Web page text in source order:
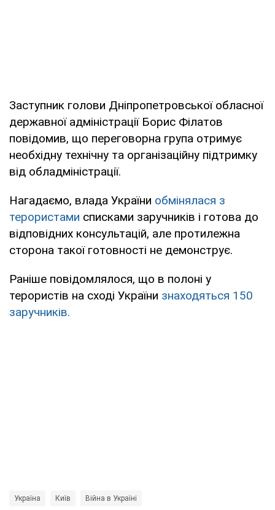
Заступник голови Дніпропетровської обласної
державної адміністрації Борис Філатов
повідомив, що переговорна група отримує
необхідну технічну та організаційну підтримку
від обладміністрації.
Нагадаємо, влада України обмінялася з
терористами списками заручників і готова до
відповідних консультацій, але протилежна
сторона такої готовності не демонструє.
Раніше повідомлялося, що в полоні у
терористів на сході України знаходяться 150
заручників.
Україна Київ Війна в Україні